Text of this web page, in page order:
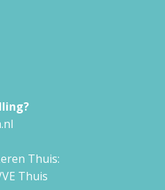
Thuis:
Thuis